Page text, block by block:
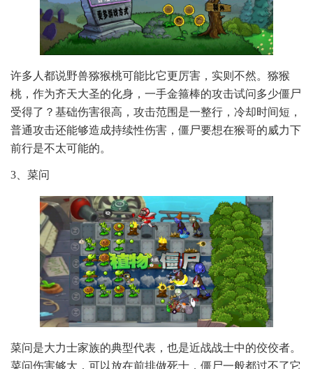
许多人都说野兽猕猴桃可能比它更厉害，实则不然。猕猴
桃，作为齐天大圣的化身，一手金箍棒的攻击试问多少僵尸
受得了？基础伤害很高，攻击范围是一整行，冷却时间短，
普通攻击还能够造成持续性伤害，僵尸要想在猴哥的威力下
前行是不太可能的。
3、菜问
菜问是大力士家族的典型代表，也是近战战士中的佼佼者。
菜问伤害够大，可以放在前排做死士，僵尸一般都过不了它